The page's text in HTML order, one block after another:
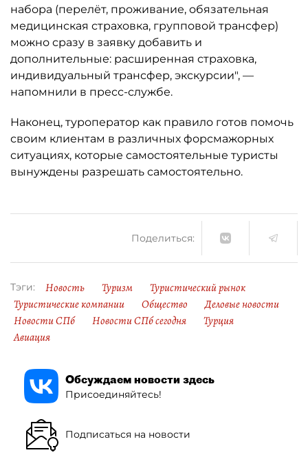
набора (перелёт, проживание, обязательная
медицинская страховка, групповой трансфер)
можно сразу в заявку добавить и
дополнительные: расширенная страховка,
индивидуальный трансфер, экскурсии", —
напомнили в пресс-службе.
Наконец, туроператор как правило готов помочь
своим клиентам в различных форсмажорных
ситуациях, которые самостоятельные туристы
вынуждены разрешать самостоятельно.
Поделиться:
Тэги: Новость Туризм
Туристический рынок
Туристические компании
Общество
Деловые новости
Новости СПб
Новости СПб сегодня
Турция
Авиация
Обсуждаем новости здесь
Присоединяйтесь!
Подписаться на новости